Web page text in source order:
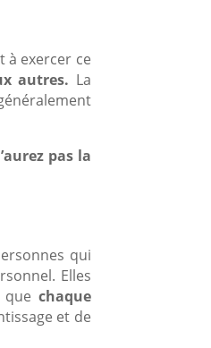
à exercer ce
autres. La
pas la
qui
Elles
que chaque
et de